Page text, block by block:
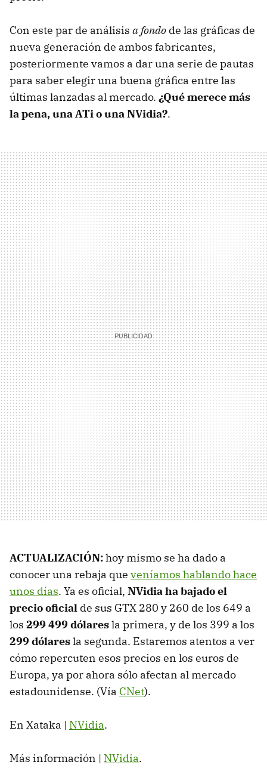
Con este par de análisis a fondo de las gráficas de
nueva generación de ambos fabricantes,
posteriormente vamos a dar una serie de pautas
para saber elegir una buena gráfica entre las
últimas lanzadas al mercado. ¿Qué merece más
la pena, una ATi o una NVidia?.
ACTUALIZACIÓN:hoy mismo se ha dado a
conocer una rebaja que veníamos hablando hace
unos días. Ya es oficial, NVidia ha bajado el
precio oficial de sus GTX 280 y 260 de los 649 a
los 299499 dólaresla primera, y de los 399 a los
299 dólaresla segunda. Estaremos atentos a ver
cómo repercuten esos precios en los euros de
Europa, ya por ahora sólo afectan al mercado
estadounidense. (Vía CNet).
En Xataka | NVidia.
Más información | NVidia.